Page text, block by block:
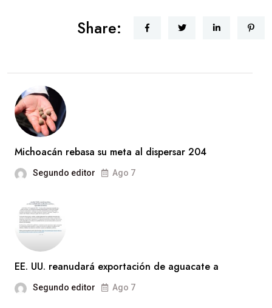
Share:
Michoacán rebasa su meta al dispersar 204
Segundo editor Ago 7
EE. UU. reanudará exportación de aguacate a
Segundo editor Ago 7